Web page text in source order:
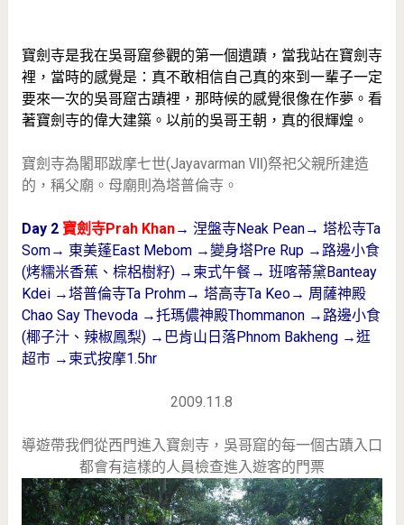
寶劍寺是我在吳哥窟參觀的第一個遺蹟，當我站在寶劍寺
裡，當時的感覺是：真不敢相信自己真的來到一輩子一定
要來一次的吳哥窟古蹟裡，那時候的感覺很像在作夢。看
著寶劍寺的偉大建築。以前的吳哥王朝，真的很輝煌。
寶劍寺為闍耶跋摩七世(Jayavarman Ⅶ)祭祀父親所建造
的，稱父廟。母廟則為塔普倫寺。
Day 2 寶劍寺Prah Khan→ 涅盤寺Neak Pean→ 塔松寺Ta
Som→ 東美蓬East Mebom →變身塔Pre Rup →路邊小食
(烤糯米香蕉、棕梠樹籽) →柬式午餐→ 班喀蒂黛Banteay
Kdei →塔普倫寺Ta Prohm→ 塔高寺Ta Keo→ 周薩神殿
Chao Say Thevoda →托瑪儂神殿Thommanon →路邊小食
(椰子汁、辣椒鳳梨) →巴肯山日落Phnom Bakheng →逛
超市 →柬式按摩1.5hr
2009.11.8
導遊帶我們從西門進入寶劍寺，吳哥窟的每一個古蹟入口
都會有這樣的人員檢查進入遊客的門票